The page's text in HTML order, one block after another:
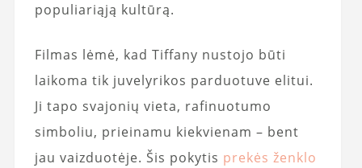
populiariąją kultūrą.
Filmas lėmė, kad Tiffany nustojo būti
laikoma tik juvelyrikos parduotuve elitui.
Ji tapo svajonių vieta, rafinuotumo
simboliu, prieinamu kiekvienam – bent
jau vaizduotėje. Šis pokytis prekės ženklo